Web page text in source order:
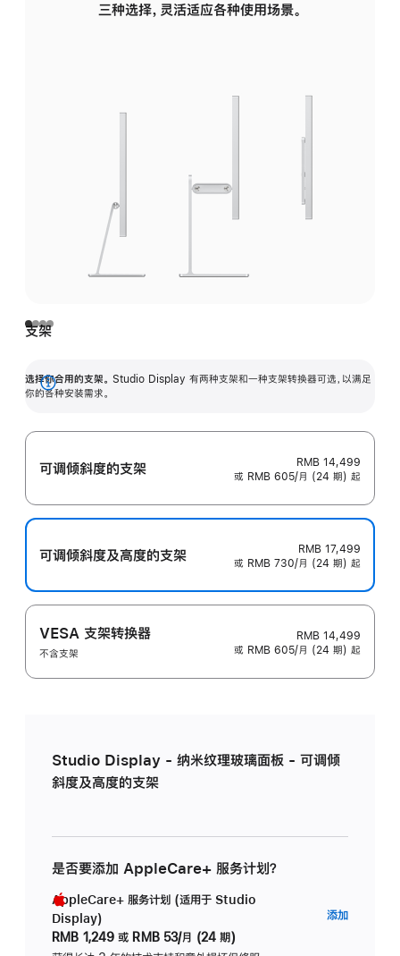
三种选择，灵活适应各种使用场景。
支架
选择你合用的支架。 Studio Display 有两种支架和一种支架转换器可选，以满足
你的各种安装需求。
展
可调倾斜度的支架
RMB 14,499
或 RMB 605/月 (24 期) 起
可调倾斜度及高‍度的支‍架
RMB 17,499
或 RMB 730/月 (24 期) 起
VESA 支架转换器
不含支架
RMB 14,499
或 RMB 605/月 (24 期) 起
Studio Display - 纳米纹理玻璃面板 - 可调倾
斜度及高度的支架
是否要添加 AppleCare+ 服务计划？
AppleCare+ 服务计划 (适用于 Studio
Display)
RMB 1,249 或 RMB 53/月 (24 期)
添加